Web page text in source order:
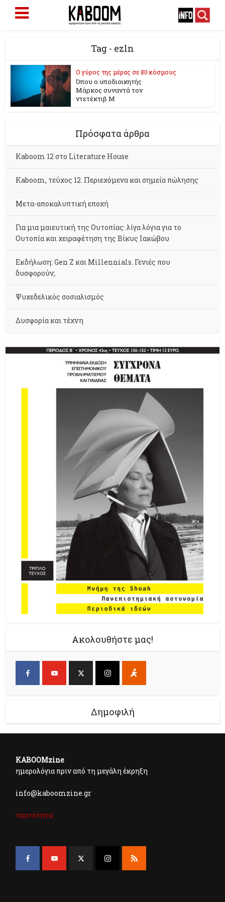
Tag - ezln
Ο γύρος της μέρας σε 80 κόσμους
Όπου ο υποδιοικητής
Μάρκος συναντά τον
ντετέκτιβ Μ
Πρόσφατα άρθρα
Kaboom 12 στο Literature House
Kaboom, τεύχος 12. Περιεχόμενα και σημεία πώλησης
Μετα-αποκαλυπτική εποχή
Για μια μαιευτική της Ουτοπίας: λίγα λόγια για το
Ουτοπία και χειραφέτηση της Βίκυς Ιακώβου
Εκδήλωση: Gen Z και Millennials. Γενιές που
δυσφορούν;
Ψυχεδελικός σοσιαλισμός
Δυσφορία και τέχνη
Ακολουθήστε μας!
Δημοφιλή
KABOOMzine
ημερολόγια πριν από τη μεγάλη έκρηξη
info@kaboomzine.gr
ταυτότητα